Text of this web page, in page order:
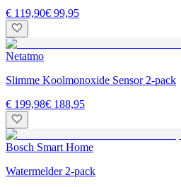
€ 119,90€ 99,95
Netatmo
Slimme Koolmonoxide Sensor 2-pack
€ 199,98€ 188,95
Bosch Smart Home
Watermelder 2-pack